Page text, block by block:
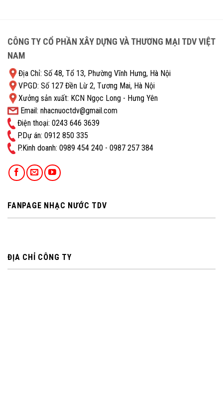
CÔNG TY CỔ PHẦN XÂY DỰNG VÀ THƯƠNG MẠI TDV VIỆT
NAM
Địa Chỉ: Số 48, Tổ 13, Phường Vĩnh Hưng, Hà Nội
VPGD: Số 127 Đền Lừ 2, Tương Mai, Hà Nội
Xưởng sản xuất: KCN Ngọc Long - Hưng Yên
Email: nhacnuoctdv@gmail.com
Điện thoại: 0243 646 3639
P.Dự án: 0912 850 335
P.Kinh doanh: ‭0989 454 240 - 0987 257 384
FANPAGE NHẠC NƯỚC TDV
ĐỊA CHỈ CÔNG TY